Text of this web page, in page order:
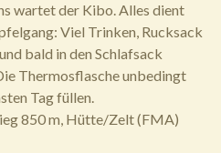
wartet der Kibo. Alles dient
Viel Trinken, Rucksack
bald in den Schlafsack
Thermosflasche unbedingt
Tag füllen.
850 m, Hütte/Zelt (FMA)